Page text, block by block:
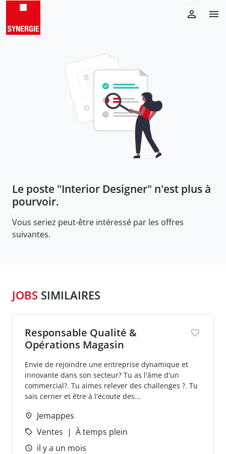
Le poste "Interior Designer" n'est plus à
pourvoir.
Vous seriez peut-être intéressé par les offres
suivantes.
JOBS SIMILAIRES
Responsable Qualité &
Opérations Magasin
Envie de rejoindre une entreprise dynamique et
innovante dans son secteur? Tu as l'âme d'un
commercial?. Tu aimes relever des challenges ?. Tu
sais cerner et être à l'écoute des...
Jemappes
Ventes
À temps plein
il y a un mois